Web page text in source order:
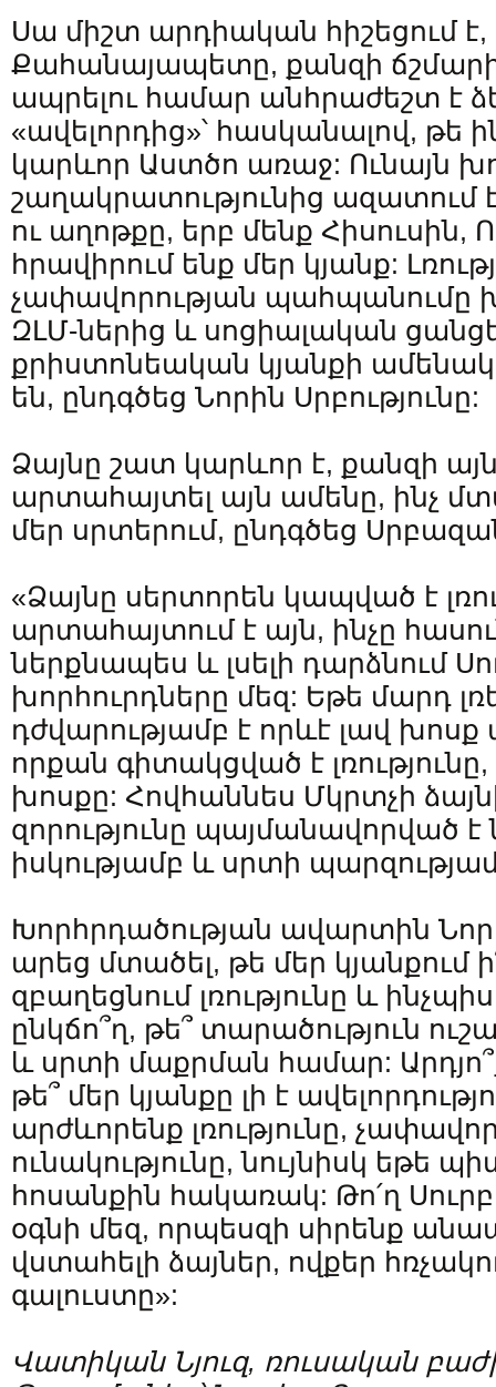
Սա միշտ արդիական հիշեցում
Քահանայապետը, քանզի
ապրելու համար անհրաժեշտ է
«ավելորդից»՝ հասկանալով, թե
կարևոր Աստծո առաջ: Ունայն
շաղակրատությունից ազատում է
ու աղոթքը, երբ մենք Հիսուսին,
հրավիրում ենք մեր կյանք:
չափավորության պահպանումը
ԶԼՄ-ներից և սոցիալական
քրիստոնեական կյանքի
են, ընդգծեց Նորին Սրբությունը:
Ձայնը շատ կարևոր է, քանզի այն
արտահայտել այն ամենը, ինչ
մեր սրտերում, ընդգծեց
«Ձայնը սերտորեն կապված է
արտահայտում է այն, ինչը
ներքնապես և լսելի դարձնում
խորհուրդները մեզ: Եթե մարդ
դժվարությամբ է որևէ լավ խոսք
որքան գիտակցված է
խոսքը: Հովհաննես Մկրտչի
զորությունը պայմանավորված
իսկությամբ և սրտի
Խորհրդածության ավարտին
արեց մտածել, թե մեր կյանքում
զբաղեցնում լռությունը և
ընկճո՞ղ, թե՞ տարածություն
և սրտի մաքրման համար:
թե՞ մեր կյանքը լի է
արժևորենք լռությունը,
ունակությունը, նույնիսկ եթե
հոսանքին հակառակ: Թո՛ղ
օգնի մեզ, որպեսզի սիրենք
վստահելի ձայներ, ովքեր
գալուստը»:
Վատիկան Նյուզ, ռուսական